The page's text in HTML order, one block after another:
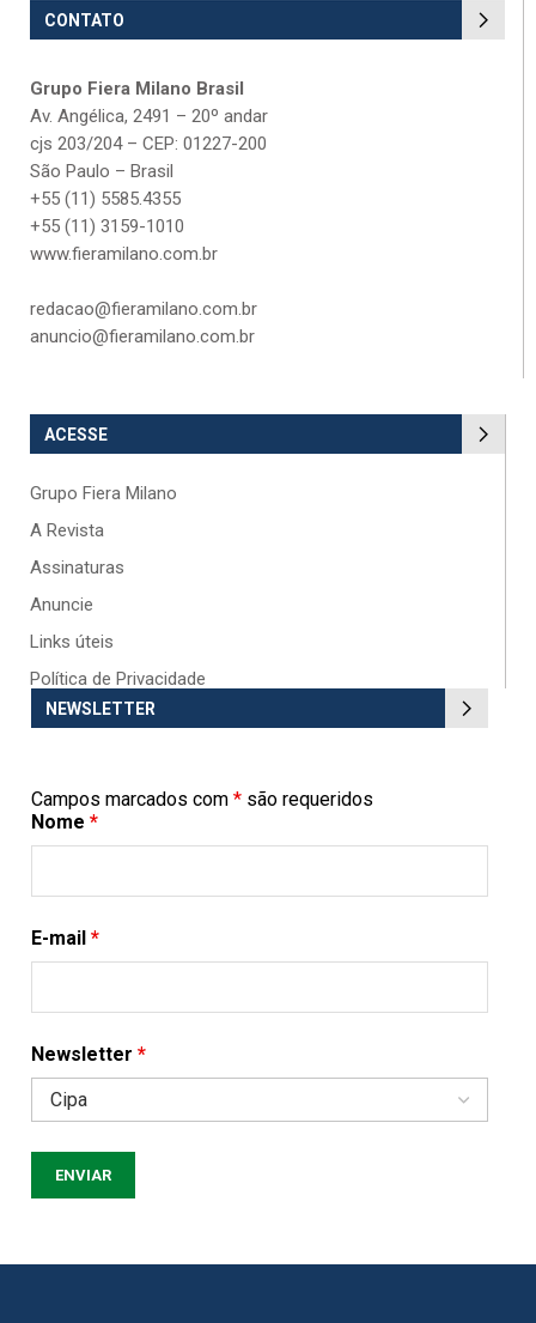
CONTATO
Grupo Fiera Milano Brasil
Av. Angélica, 2491 – 20º andar
cjs 203/204 – CEP: 01227-200
São Paulo – Brasil
+55 (11) 5585.4355
+55 (11) 3159-1010
www.fieramilano.com.br
redacao@fieramilano.com.br
anuncio@fieramilano.com.br
ACESSE
Grupo Fiera Milano
A Revista
Assinaturas
Anuncie
Links úteis
Política de Privacidade
NEWSLETTER
Campos marcados com * são requeridos
Nome *
E-mail *
Newsletter *